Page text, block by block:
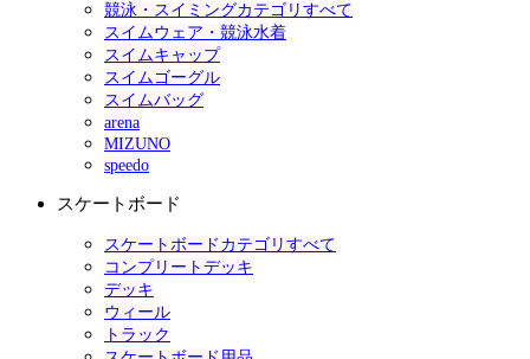
競泳・スイミングカテゴリすべて
スイムウェア・競泳水着
スイムキャップ
スイムゴーグル
スイムバッグ
arena
MIZUNO
speedo
スケートボード
スケートボードカテゴリすべて
コンプリートデッキ
デッキ
ウィール
トラック